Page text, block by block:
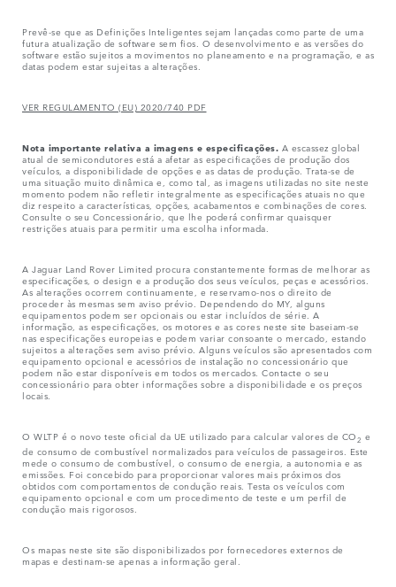
Prevê-se que as Definições Inteligentes sejam lançadas como parte de uma
futura atualização de software sem fios. O desenvolvimento e as versões do
software estão sujeitos a movimentos no planeamento e na programação, e as
datas podem estar sujeitas a alterações.
VER REGULAMENTO (EU) 2020/740 PDF
Nota importante relativa a imagens e especificações. A escassez global
atual de semicondutores está a afetar as especificações de produção dos
veículos, a disponibilidade de opções e as datas de produção. Trata-se de
uma situação muito dinâmica e, como tal, as imagens utilizadas no site neste
momento podem não refletir integralmente as especificações atuais no que
diz respeito a características, opções, acabamentos e combinações de cores.
Consulte o seu Concessionário, que lhe poderá confirmar quaisquer
restrições atuais para permitir uma escolha informada.
A Jaguar Land Rover Limited procura constantemente formas de melhorar as
especificações, o design e a produção dos seus veículos, peças e acessórios.
As alterações ocorrem continuamente, e reservamo-nos o direito de
proceder às mesmas sem aviso prévio. Dependendo do MY, alguns
equipamentos podem ser opcionais ou estar incluídos de série. A
informação, as especificações, os motores e as cores neste site baseiam-se
nas especificações europeias e podem variar consoante o mercado, estando
sujeitos a alterações sem aviso prévio. Alguns veículos são apresentados com
equipamento opcional e acessórios de instalação no concessionário que
podem não estar disponíveis em todos os mercados. Contacte o seu
concessionário para obter informações sobre a disponibilidade e os preços
locais.
O WLTP é o novo teste oficial da UE utilizado para calcular valores de CO2 e
de consumo de combustível normalizados para veículos de passageiros. Este
mede o consumo de combustível, o consumo de energia, a autonomia e as
emissões. Foi concebido para proporcionar valores mais próximos dos
obtidos com comportamentos de condução reais. Testa os veículos com
equipamento opcional e com um procedimento de teste e um perfil de
condução mais rigorosos.
Os mapas neste site são disponibilizados por fornecedores externos de
mapas e destinam-se apenas a informação geral.